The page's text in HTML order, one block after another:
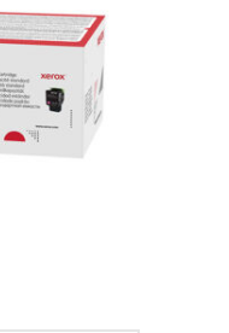
CARRELLO